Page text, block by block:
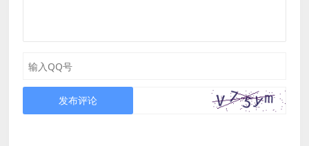
发布评论